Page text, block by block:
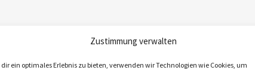
Zustimmung verwalten
ein optimales Erlebnis zu bieten, verwenden wir Technologien wie Cookies, um